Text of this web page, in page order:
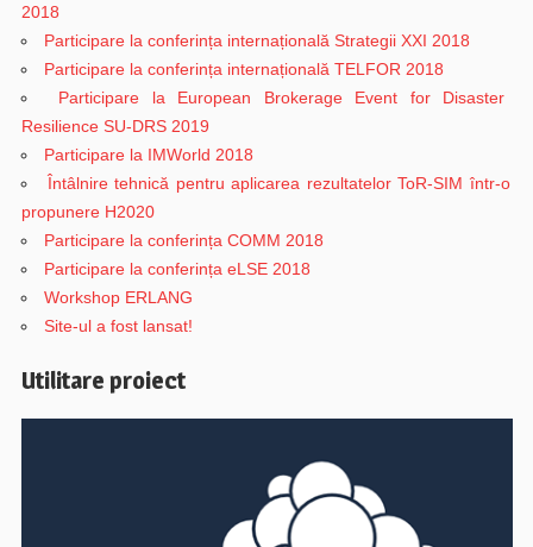
2018
Participare la conferința internațională Strategii XXI 2018
Participare la conferința internațională TELFOR 2018
Participare la European Brokerage Event for Disaster
Resilience SU-DRS 2019
Participare la IMWorld 2018
Întâlnire tehnică pentru aplicarea rezultatelor ToR-SIM într-o
propunere H2020
Participare la conferința COMM 2018
Participare la conferința eLSE 2018
Workshop ERLANG
Site-ul a fost lansat!
Utilitare proiect